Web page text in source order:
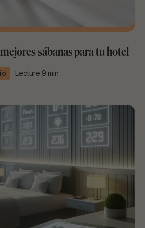
sábanas para tu hotel
Lecture 9 min